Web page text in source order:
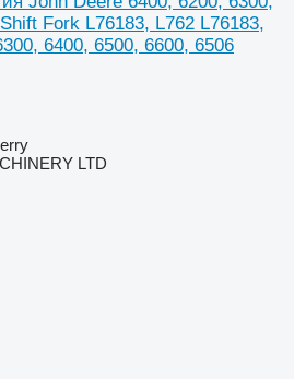
Fork L76183, L762 L76183,
6400, 6500, 6600, 6506
LTD